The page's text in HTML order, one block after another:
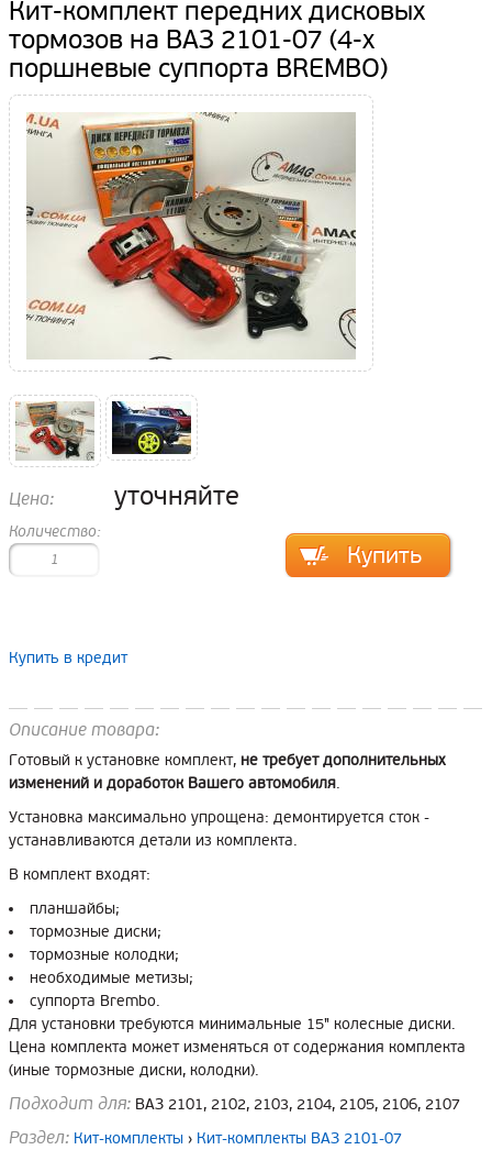
Кит-комплект передних дисковых
тормозов на ВАЗ 2101-07 (4-х
поршневые суппорта BREMBO)
Цена: уточняйте
Количество:
Купить в кредит
Описание товара:
Готовый к установке комплект, не требует дополнительных
изменений и доработок Вашего автомобиля.
Установка максимально упрощена: демонтируется сток -
устанавливаются детали из комплекта.
В комплект входят:
планшайбы;
тормозные диски;
тормозные колодки;
необходимые метизы;
суппорта Brembo.
Для установки требуются минимальные 15" колесные диски.
Цена комплекта может изменяться от содержания комплекта
(иные тормозные диски, колодки).
Подходит для: ВАЗ 2101, 2102, 2103, 2104, 2105, 2106, 2107
Раздел: Кит-комплекты › Кит-комплекты ВАЗ 2101-07